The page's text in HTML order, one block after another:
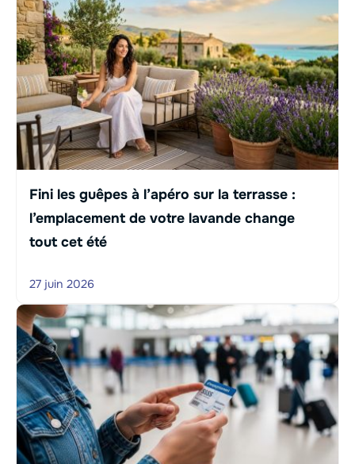
Fini les guêpes à l’apéro sur la terrasse :
l’emplacement de votre lavande change
tout cet été
27 juin 2026